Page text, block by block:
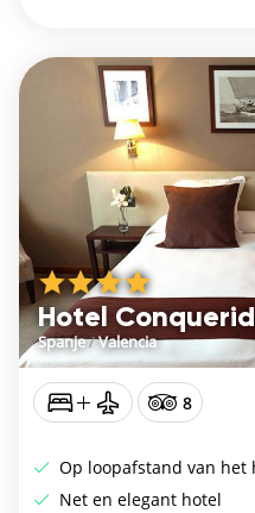
Hotel
Spanje/Valencia
8
Op loopafstand van
Net en elegant hotel